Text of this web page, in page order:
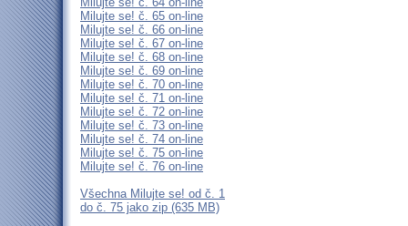
Milujte se! č. 65 on-line
Milujte se! č. 66 on-line
Milujte se! č. 67 on-line
Milujte se! č. 68 on-line
Milujte se! č. 69 on-line
Milujte se! č. 70 on-line
Milujte se! č. 71 on-line
Milujte se! č. 72 on-line
Milujte se! č. 73 on-line
Milujte se! č. 74 on-line
Milujte se! č. 75 on-line
Milujte se! č. 76 on-line
Všechna Milujte se! od č. 1
do č. 75 jako zip (635 MB)